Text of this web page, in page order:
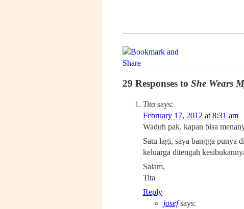
29 Responses to She Wears
Tita says:
February 17, 2012 at 8:31 am
Waduh pak, kapan bisa
Satu lagi, saya bangga punya
keluarga ditengah
Salam,
Tita
Reply
josef says: